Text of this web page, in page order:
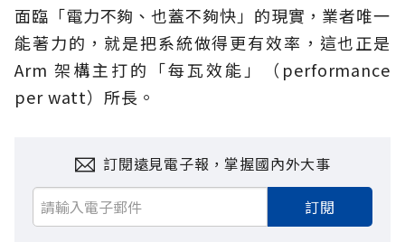
面臨「電力不夠、也蓋不夠快」的現實，業者唯一
能著力的，就是把系統做得更有效率，這也正是
Arm 架構主打的「每瓦效能」（performance
per watt）所長。
訂閱遠見電子報，掌握國內外大事
訂閱